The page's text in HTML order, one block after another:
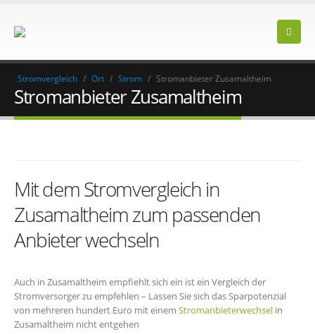
Stromvergleich / Ort / Strom / Stromanbieter Zusamaltheim
Stromanbieter Zusamaltheim
Mit dem Stromvergleich in
Zusamaltheim zum passenden
Anbieter wechseln
Auch in Zusamaltheim empfiehlt sich ein ist ein Vergleich der
Stromversorger zu empfehlen – Lassen Sie sich das Sparpotenzial
von mehreren hundert Euro mit einem Stromanbieterwechsel in
Zusamaltheim nicht entgehen